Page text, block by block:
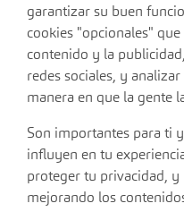
garantizar su buen
cookies "opcionales"
contenido y la
redes sociales, y
manera en que la gente
Son importantes para ti
influyen en tu
proteger tu privacidad,
mejorando los